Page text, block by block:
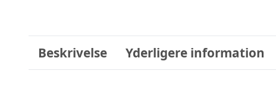
Beskrivelse Yderligere information